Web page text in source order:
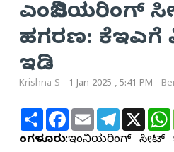
ಎಂಜಿನಿಯರಿಂಗ್
ಹಗರಣ: ಕೆಇಎಗೆ
ಇಡಿ
Krishna S 1 Jan 2025 , 5:41 PM
ShareFacebook
Email Telegram
X
ಬೆಂಗಳೂರು:ಇಂಜಿನಿಯರಿಂಗ್ ಸೀಟ್